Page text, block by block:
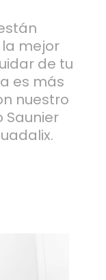
mejor
de tu
es más
nuestro
Saunier